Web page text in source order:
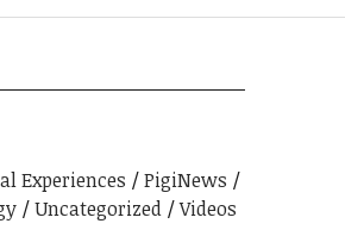
Experiences
PigiNews
Uncategorized Videos